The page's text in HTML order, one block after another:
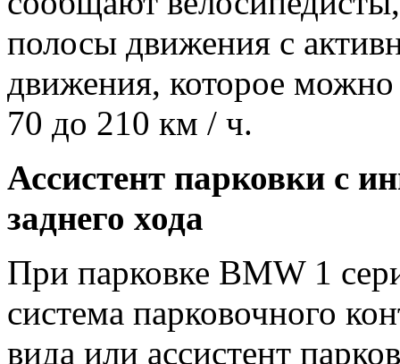
полосы движения с
движения, которое можно
70 до 210 км / ч.
Ассистент парковки с
заднего хода
При парковке BMW 1
система парковочного
вида или ассистент